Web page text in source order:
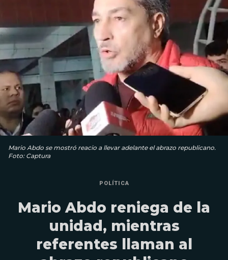
Mario Abdo se mostró reacio a llevar adelante el abrazo republicano.
Foto: Captura
POLÍTICA
Mario Abdo reniega de la
unidad, mientras
referentes llaman al